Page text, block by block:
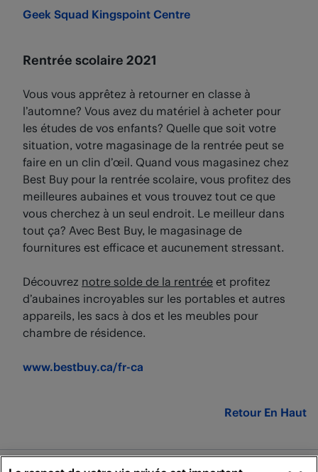
Geek Squad Kingspoint Centre
Rentrée scolaire 2021
Vous vous apprêtez à retourner en classe à
l’automne? Vous avez du matériel à acheter pour
les études de vos enfants? Quelle que soit votre
situation, votre magasinage de la rentrée peut se
faire en un clin d’œil. Quand vous magasinez chez
Best Buy pour la rentrée scolaire, vous profitez des
meilleures aubaines et vous trouvez tout ce que
vous cherchez à un seul endroit. Le meilleur dans
tout ça? Avec Best Buy, le magasinage de
fournitures est efficace et aucunement stressant.
Découvrez notre solde de la rentrée et profitez
d’aubaines incroyables sur les portables et autres
appareils, les sacs à dos et les meubles pour
chambre de résidence.
www.bestbuy.ca/fr-ca
Retour En Haut